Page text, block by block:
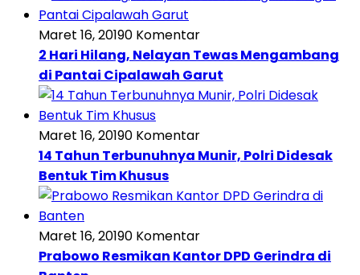
Maret 16, 20190 Komentar
2 Hari Hilang, Nelayan Tewas Mengambang
di Pantai Cipalawah Garut
Maret 16, 20190 Komentar
14 Tahun Terbunuhnya Munir, Polri Didesak
Bentuk Tim Khusus
Maret 16, 20190 Komentar
Prabowo Resmikan Kantor DPD Gerindra di